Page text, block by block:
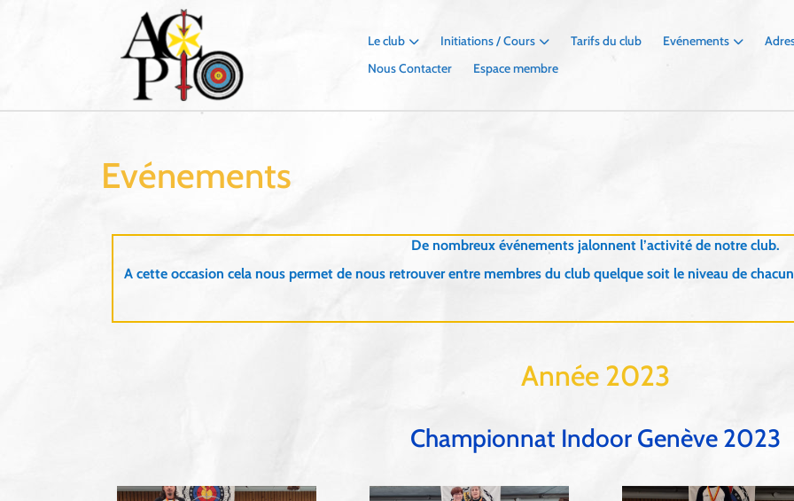
Le club Initiations / Cours Tarifs du club Evénements
Nous Contacter
Espace membre
Evénements
De nombreux événements jalonnent l’activité de notre club.
A cette occasion cela nous permet de nous retrouver entre membres du club quelque soit le niveau de
Année 2023
Championnat Indoor Genève 2023